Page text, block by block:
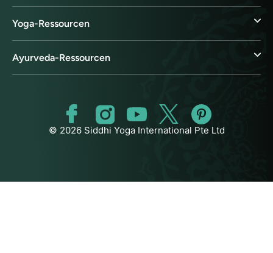
Yoga-Ressourcen
Ayurveda-Ressourcen
© 2026 Siddhi Yoga International Pte Ltd